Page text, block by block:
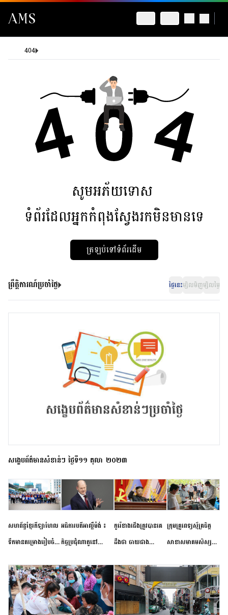
404
សូមអភ័យទោស
ទំព័រដែលអ្នកកំពុងស្វែងរកមិនមានទេ
ត្រឡប់ទៅទំព័រដើម
ព្រឹត្តិការណ៍ប្រចាំថ្ងៃ ថ្ងៃនេះម្សិលមិញម្សិលម្ងៃ
សង្ខេបព័ត៌មានសំខាន់ៗ ថ្ងៃទី១១ តុលា ២០២៣
សហព័ន្ធខ្មែរកីឡាហែល
ទឹកមានគម្រោងរៀបចំ
កម្រិតបឋម ដល់ឧត្តម
សិក្សានាពេលខាងមុខ
អធិការបតីអាល្លឺម៉ង់ ៖
កិច្ចប្រជុំណាតូនៅ
ខាងមុខនឹងបញ្ជូនសញ្ញា
នៃភាពស្អិតរមួត និង
ការប្តេជ្ញាចិត្ត
កូរ៉េខាងជើងត្រូវបានគេ
ដឹងថា ចាយជាង
អភិវឌ្ឍន៍នុយក្លេអ៊ែរ
ក្រុមគ្រូពេទ្យស្ម័គ្រចិត្ត
សាខាសមាគមសិស្ស
ខេត្តកំពង់ចាម ចុះពិនិត្យ
ពិគ្រោះជំងឺទូទៅ និងផ្តល់
ថ្នាំពេទ្យជូនប្រជាពលរដ្ឋ